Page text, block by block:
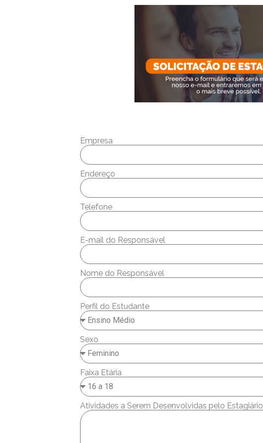
Empresa
Endereço
Telefone
E-mail do Responsável
Nome do Responsável
Perfil do Estudante
Sexo
Faixa Etária
Atividades a Serem Desenvolvidas pelo Estagiário